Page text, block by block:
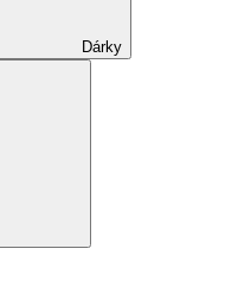
Dárky